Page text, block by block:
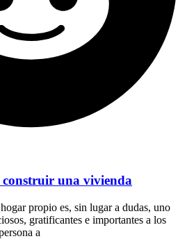
construir una vivienda
propio es, sin lugar a dudas, uno
gratificantes e importantes a los
a